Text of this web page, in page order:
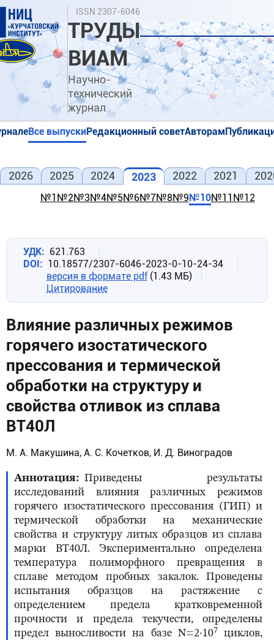
Перейти
основному
содержанию
ISSN 2307-6046
ТРУДЫ
ВИАМ
Научно-
технический
журнал
Поиск
Все выпускиРедакционный советАвторам
2026 2025 2024 2023
№1 №2№3№4№5№6№7№8№9№10№11 №12
2022 2021
УДК
621.763
DOI
10.18577/2307-6046-2023-0-10-24-34
версия в формате pdf (1.43 МБ)
Цитирование
Влияние различных режимов
горячего изостатического
прессования и термической
обработки на структуру и
свойства отливок из сплава
ВТ40Л
М. А. Макушина, А. С. Кочетков, И. Д. Виноградов
Аннотация
Приведены результаты
исследований влияния различных режимов
горячего изостатического прессования (ГИП) и
термической обработки на механические
свойства и структуру литых образцов из сплава
марки ВТ40Л. Экспериментально определена
температура полиморфного превращения в
сплаве методом пробных закалок. Проведены
испытания образцов на растяжение с
определением предела кратковременной
прочности и предела текучести, определены
предел выносливости на базе N=2·107
циклов,